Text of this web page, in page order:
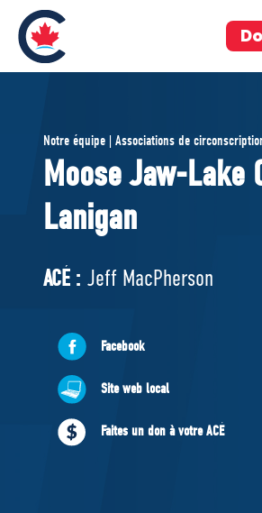
ÉQUIPE
Pierre Poilievre
Vos députés conservateurs
Cabinet fantôme
ACÉ
À PROPOS
Documents constitutifs
MÉDIAS
BÉNÉVOLE
Notre équipe | Associations de
Moose Jaw-Lake
Lanigan
ACÉ : Jeff MacPherson
Facebook
Site web local
Faites un don à votre ACÉ